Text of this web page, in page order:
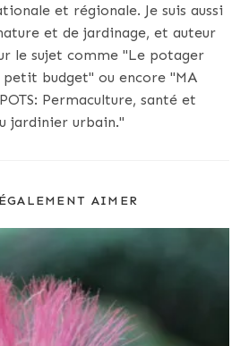
et régionale. Je suis aussi
et de jardinage, et auteur
le sujet comme "Le potager
budget" ou encore "MA
Permaculture, santé et
jardinier urbain."
AIMER